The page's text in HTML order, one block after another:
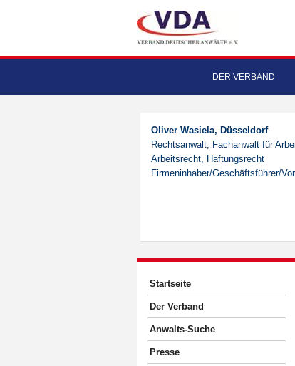
DER VERBAND
Oliver Wasiela, Düsseldorf
Rechtsanwalt, Fachanwalt für
Arbeitsrecht, Haftungsrecht
Firmeninhaber/Geschäftsführer/
Startseite
Der Verband
Anwalts-Suche
Presse